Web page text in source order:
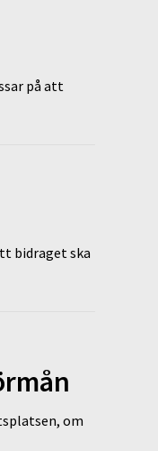
på att
bidraget ska
om